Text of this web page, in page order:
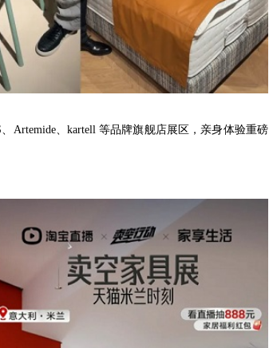
Artemide、kartell 等品牌旗舰店展区，亲身体验重磅